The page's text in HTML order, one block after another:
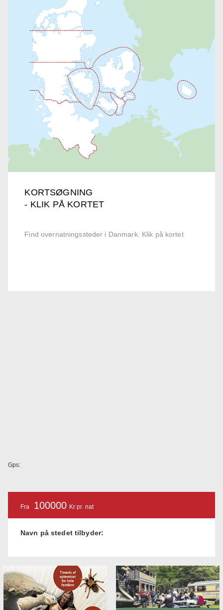
KORTSØGNING
- KLIK PÅ KORTET
Find overnatningssteder i Danmark. Klik på kortet
Gps:
Fra 100000 Kr pr. nat
Navn på stedet tilbyder: